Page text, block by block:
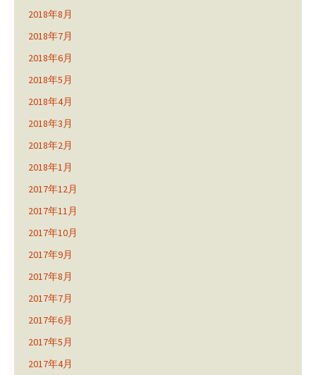
2018年8月
2018年7月
2018年6月
2018年5月
2018年4月
2018年3月
2018年2月
2018年1月
2017年12月
2017年11月
2017年10月
2017年9月
2017年8月
2017年7月
2017年6月
2017年5月
2017年4月